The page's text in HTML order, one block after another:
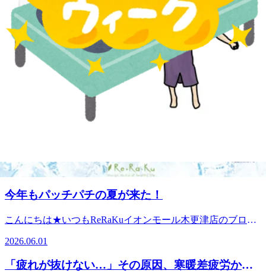
最近のブログ
７月も残りわずか！
こんにちは★いつもReRaKuイオンモール木更津店のブログ
を閲覧していただきありがとうございます☆こちらのほうの
ブログの更新が久しぶりになってしまい申し訳ございませ
ん。間もなく８月がスタートします。その前に３０日はお客
めブルーミングリモーネの香りが現在欠品中につき、爽快ヘ
ッドスパは「ソフトラベンダー」の香りでの施術となりま
す。ご迷惑をおかけいたしますが、ご了承のほどよろしくお
願いいたします。 疲れは“溜まる前”のケアが大切！疲れを
我慢して放置してしまうと、筋肉はどんどん硬くなってしま
身体を労わるタイミングです☆暑い夏を元気に乗り切るため
う！皆様のご来店を心よりお待ちしております♪☆★本日【7
だるさ・肩こり・疲れが取れない方へ！寒暖差疲
を閲覧していただきありがとうございます。先週までは真夏
日が続いていたのに、ここ最近は急に肌寒くなってきました
ね(;´･ω･)「朝は寒いのに昼は暑い」「何となくだるい」「疲
れが取れない」「肩や首がガチガチ…」そんな不調を感じて
差疲労" が原因かもしれません。人の身体は気温の変化に対
応するため、自律神経が常にフル稼働しています。気温差が
大きい日が続くと、自律神経が疲れてしまい、だるさや肩こ
り、冷え、睡眠の質の低下など様々な不調につながることも
(´;ω;｀)さらに寒くなると身体は無意識に縮こまり、筋肉は
2026.06.05
今年もパッチパチの夏が来た！
こんにちは★いつもReRaKuイオンモール木更津店のブログ
すが、台風が接近中とのこと。皆様対策バッチリで安全圏で
お過ごし下さい。台風後は暑い日が多い気がするので、ぜひ
ともRe.Ra.Kuイオンモール木更津店にお越しいただいて爽快
2026.06.01
「疲れが抜けない…」その原因、寒暖差疲労かも